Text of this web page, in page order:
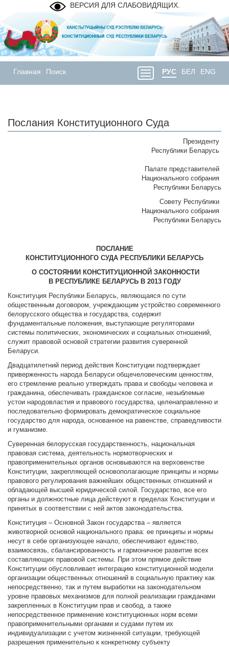
ВЕРСИЯ ДЛЯ СЛАБОВИДЯЩИХ.
Главная Поиск РУС БЕЛ ENG
Послания Конституционного Суда
Президенту
Республики Беларусь
Палате представителей
Национального собрания
Республики Беларусь
Совету Республики
Национального собрания
Республики Беларусь
ПОСЛАНИЕ
КОНСТИТУЦИОННОГО СУДА РЕСПУБЛИКИ БЕЛАРУСЬ
О СОСТОЯНИИ КОНСТИТУЦИОННОЙ ЗАКОННОСТИ
В РЕСПУБЛИКЕ БЕЛАРУСЬ В 2013 ГОДУ
Конституция Республики Беларусь, являющаяся по сути
общественным договором, учреждающим устройство современного
белорусского общества и государства, содержит
фундаментальные положения, выступающие регуляторами
системы политических, экономических и социальных отношений,
служит правовой основой стратегии развития суверенной
Беларуси.
Двадцатилетний период действия Конституции подтверждает
приверженность народа Беларуси общечеловеческим ценностям,
его стремление реально утверждать права и свободы человека и
гражданина, обеспечивать гражданское согласие, незыблемые
устои народовластия и правового государства, целенаправленно и
последовательно формировать демократическое социальное
государство для народа, основанное на равенстве, справедливости
и гуманизме.
Суверенная белорусская государственность, национальная
правовая система, деятельность нормотворческих и
правоприменительных органов основываются на верховенстве
Конституции, закрепляющей основополагающие принципы и нормы
правового регулирования важнейших общественных отношений и
обладающей высшей юридической силой. Государство, все его
органы и должностные лица действуют в пределах Конституции и
принятых в соответствии с ней актов законодательства.
Конституция – Основной Закон государства – является
животворной основой национального права: ее принципы и нормы
несут в себе организующее начало, обеспечивают единство,
взаимосвязь, сбалансированность и гармоничное развитие всех
составляющих правовой системы. При этом прямое действие
Конституции обусловливает интеграцию конституционной модели
организации общественных отношений в социальную практику как
непосредственно, так и путем выработки на законодательном
уровне правовых механизмов для полной реализации гражданами
закрепленных в Конституции прав и свобод, а также
непосредственное применение конституционных норм всеми
правоприменительными органами и судами путем их
индивидуализации с учетом жизненной ситуации, требующей
разрешения применительно к конкретному субъекту